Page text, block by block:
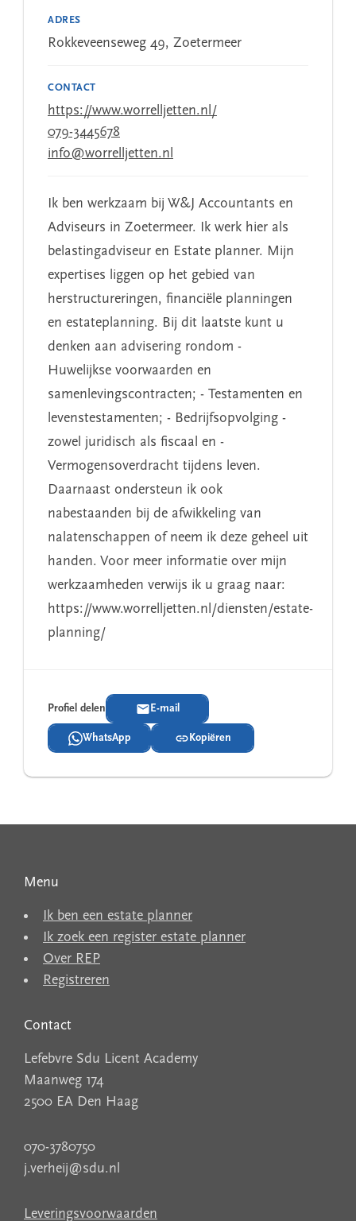
ADRES
Rokkeveenseweg 49, Zoetermeer
CONTACT
https://www.worrelljetten.nl/
079-3445678
info@worrelljetten.nl
Ik ben werkzaam bij W&J Accountants en
Adviseurs in Zoetermeer. Ik werk hier als
belastingadviseur en Estate planner. Mijn
expertises liggen op het gebied van
herstructureringen, financiële planningen
en estateplanning. Bij dit laatste kunt u
denken aan advisering rondom -
Huwelijkse voorwaarden en
samenlevingscontracten; - Testamenten en
levenstestamenten; - Bedrijfsopvolging -
zowel juridisch als fiscaal en -
Vermogensoverdracht tijdens leven.
Daarnaast ondersteun ik ook
nabestaanden bij de afwikkeling van
nalatenschappen of neem ik deze geheel uit
handen. Voor meer informatie over mijn
werkzaamheden verwijs ik u graag naar:
https://www.worrelljetten.nl/diensten/estate-
planning/
Profiel delen E-mail
WhatsApp Kopiëren
Menu
Ik ben een estate planner
Ik zoek een register estate planner
Over REP
Registreren
Contact
Lefebvre Sdu Licent Academy
Maanweg 174
2500 EA Den Haag
070-3780750
j.verheij@sdu.nl
Leveringsvoorwaarden